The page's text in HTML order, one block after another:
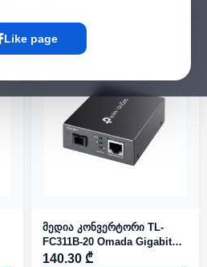
Like page
მედია კონვერტორი TL-
FC311B-20 Omada Gigabit
WDM Media Converter
140.30 ₾